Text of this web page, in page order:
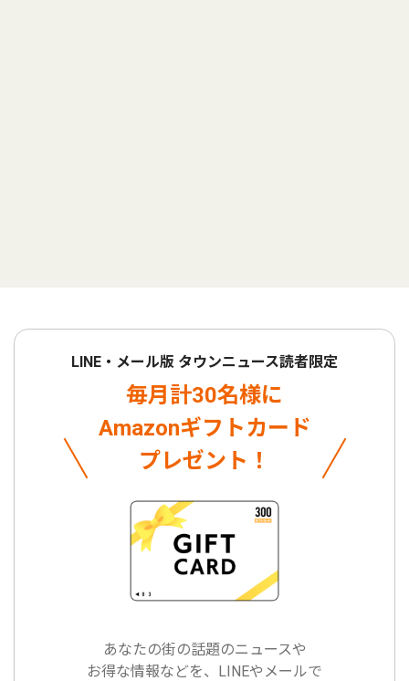
LINE・メール版 タウンニュース読者限定
毎月計30名様に
Amazonギフトカード
プレゼント！
あなたの街の話題のニュースや
お得な情報などを、LINEやメールで